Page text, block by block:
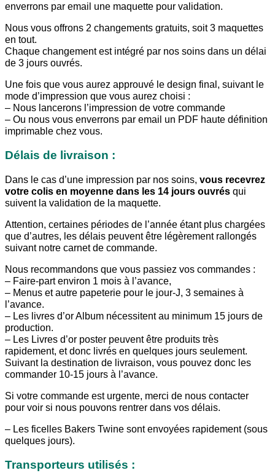
enverrons par email une maquette pour validation.
Nous vous offrons 2 changements gratuits, soit 3 maquettes
en tout.
Chaque changement est intégré par nos soins dans un délai
de 3 jours ouvrés.
Une fois que vous aurez approuvé le design final, suivant le
mode d’impression que vous aurez choisi :
– Nous lancerons l’impression de votre commande
– Ou nous vous enverrons par email un PDF haute définition
imprimable chez vous.
Délais de livraison :
Dans le cas d’une impression par nos soins, vous recevrez
votre colis en moyenne dans les 14 jours ouvrés qui
suivent la validation de la maquette.
Attention, certaines périodes de l’année étant plus chargées
que d’autres, les délais peuvent être légèrement rallongés
suivant notre carnet de commande.
Nous recommandons que vous passiez vos commandes :
– Faire-part environ 1 mois à l’avance,
– Menus et autre papeterie pour le jour-J, 3 semaines à
l’avance.
– Les livres d’or Album nécessitent au minimum 15 jours de
production.
– Les Livres d’or poster peuvent être produits très
rapidement, et donc livrés en quelques jours seulement.
Suivant la destination de livraison, vous pouvez donc les
commander 10-15 jours à l’avance.
Si votre commande est urgente, merci de nous contacter
pour voir si nous pouvons rentrer dans vos délais.
– Les ficelles Bakers Twine sont envoyées rapidement (sous
quelques jours).
Transporteurs utilisés :